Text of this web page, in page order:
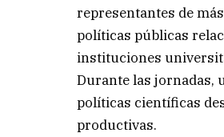
representantes de
políticas públicas
instituciones
Durante las jornadas,
políticas científicas
productivas.